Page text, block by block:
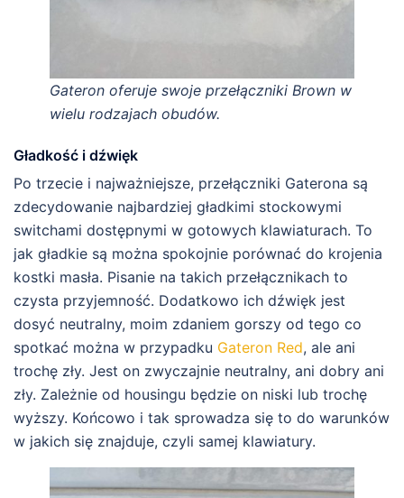
Gateron oferuje swoje przełączniki Brown w
wielu rodzajach obudów.
Gładkość i dźwięk
Po trzecie i najważniejsze, przełączniki Gaterona są
zdecydowanie najbardziej gładkimi stockowymi
switchami dostępnymi w gotowych klawiaturach. To
jak gładkie są można spokojnie porównać do krojenia
kostki masła. Pisanie na takich przełącznikach to
czysta przyjemność. Dodatkowo ich dźwięk jest
dosyć neutralny, moim zdaniem gorszy od tego co
spotkać można w przypadku Gateron Red, ale ani
trochę zły. Jest on zwyczajnie neutralny, ani dobry ani
zły. Zależnie od housingu będzie on niski lub trochę
wyższy. Końcowo i tak sprowadza się to do warunków
w jakich się znajduje, czyli samej klawiatury.